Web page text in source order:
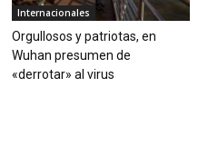
Internacionales
Orgullosos y patriotas, en
Wuhan presumen de
«derrotar» al virus